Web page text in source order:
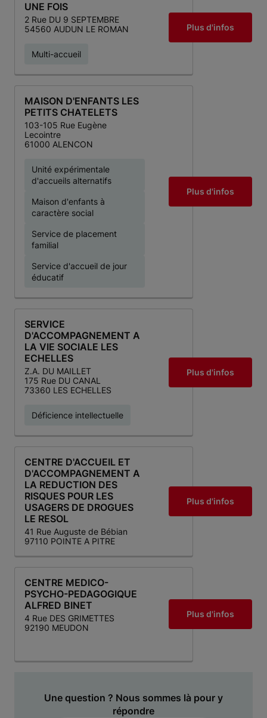
UNE FOIS
2 Rue DU 9 SEPTEMBRE
54560 AUDUN LE ROMAN
Multi-accueil
Plus d'infos
MAISON D'ENFANTS LES
PETITS CHATELETS
103-105 Rue Eugène
Lecointre
61000 ALENCON
Unité expérimentale
d'accueils alternatifs
Maison d'enfants à
caractère social
Service de placement
familial
Service d'accueil de jour
éducatif
Plus d'infos
SERVICE
D'ACCOMPAGNEMENT A
LA VIE SOCIALE LES
ECHELLES
Z.A. DU MAILLET
175 Rue DU CANAL
73360 LES ECHELLES
Déficience intellectuelle
Plus d'infos
CENTRE D'ACCUEIL ET
D'ACCOMPAGNEMENT A
LA REDUCTION DES
RISQUES POUR LES
USAGERS DE DROGUES
LE RESOL
41 Rue Auguste de Bébian
97110 POINTE A PITRE
Plus d'infos
CENTRE MEDICO-
PSYCHO-PEDAGOGIQUE
ALFRED BINET
4 Rue DES GRIMETTES
92190 MEUDON
Plus d'infos
Une question ? Nous sommes là pour y
répondre